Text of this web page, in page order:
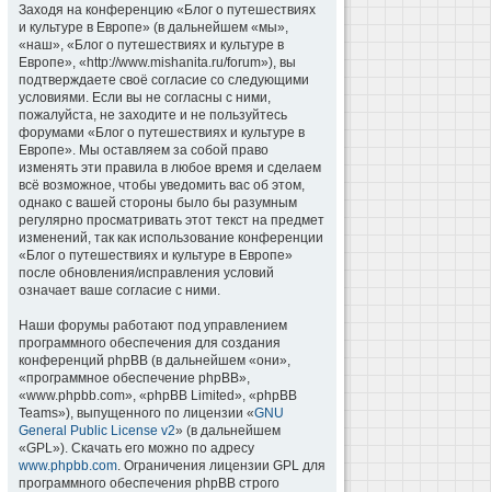
Заходя на конференцию «Блог о путешествиях
и культуре в Европе» (в дальнейшем «мы»,
«наш», «Блог о путешествиях и культуре в
Европе», «http://www.mishanita.ru/forum»), вы
подтверждаете своё согласие со следующими
условиями. Если вы не согласны с ними,
пожалуйста, не заходите и не пользуйтесь
форумами «Блог о путешествиях и культуре в
Европе». Мы оставляем за собой право
изменять эти правила в любое время и сделаем
всё возможное, чтобы уведомить вас об этом,
однако с вашей стороны было бы разумным
регулярно просматривать этот текст на предмет
изменений, так как использование конференции
«Блог о путешествиях и культуре в Европе»
после обновления/исправления условий
означает ваше согласие с ними.
Наши форумы работают под управлением
программного обеспечения для создания
конференций phpBB (в дальнейшем «они»,
«программное обеспечение phpBB»,
«www.phpbb.com», «phpBB Limited», «phpBB
Teams»), выпущенного по лицензии «GNU
General Public License v2» (в дальнейшем
«GPL»). Скачать его можно по адресу
www.phpbb.com. Ограничения лицензии GPL для
программного обеспечения phpBB строго